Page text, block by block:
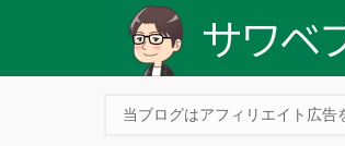
当ブログはアフィリエイト広告